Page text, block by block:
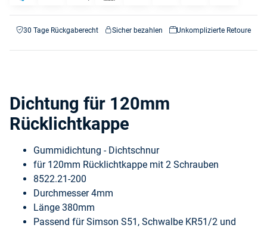
30 Tage Rückgaberecht Sicher bezahlen Unkomplizierte Retoure
Dichtung für 120mm
Rücklichtkappe
Gummidichtung - Dichtschnur
für 120mm Rücklichtkappe mit 2 Schrauben
8522.21-200
Durchmesser 4mm
Länge 380mm
Passend für Simson S51, Schwalbe KR51/2 und